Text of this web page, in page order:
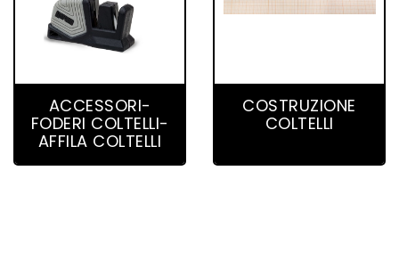
ACCESSORI-
FODERI COLTELLI-
AFFILA COLTELLI
COSTRUZIONE
COLTELLI